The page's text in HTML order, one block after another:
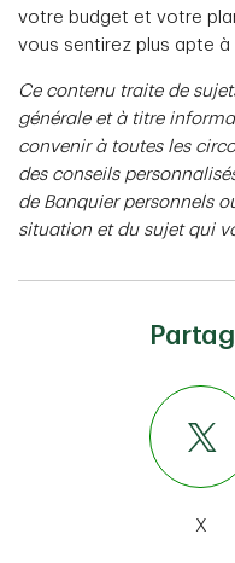
votre budget et votre
vous sentirez plus apte à
Ce contenu traite de
générale et à titre
convenir à toutes les
des conseils
de Banquier personnels
situation et du sujet qui
X